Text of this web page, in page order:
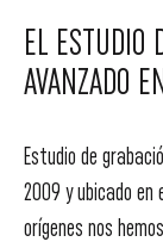
EL ESTUDIO
AVANZADO
Estudio de
2009 y ubicado en
orígenes nos